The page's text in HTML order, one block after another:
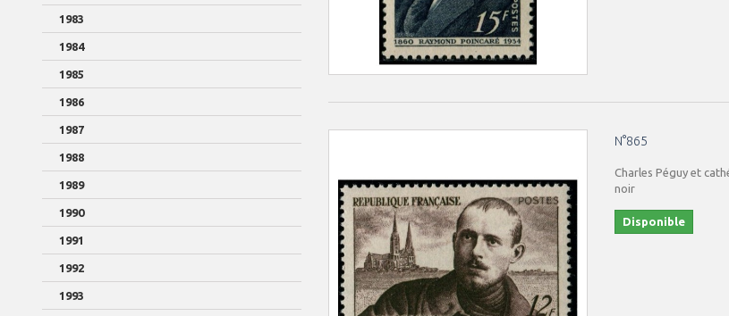
N°865
Charles Péguy et
noir
Disponible
1983
1984
1985
1986
1987
1988
1989
1990
1991
1992
1993